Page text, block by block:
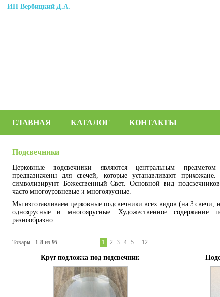
ИП Вербицкий Д.А.
ГЛАВНАЯ КАТАЛОГ КОНТАКТЫ
Подсвечники
Церковные подсвечники являются центральным
предназначены для свечей, которые устанавливают
символизируют Божественный Свет. Основной вид
часто многоуровневые и многоярусные.
Мы изготавливаемцерковные подсвечники всех видов (на 3 свечи,
одноярусные и многоярусные. Художественное содержание
разнообразно.
Товары 1-8 из 95 1 2 3 4 5 ... 12
Круг подложка под подсвечник